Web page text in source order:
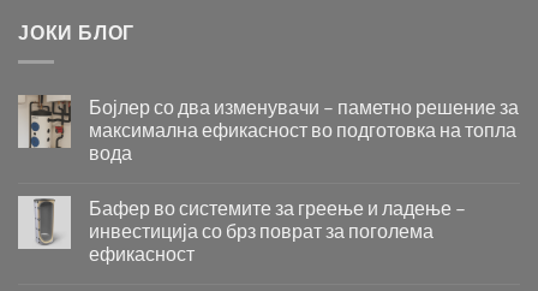
ЈОКИ БЛОГ
Бојлер со два изменувачи – паметно решение за
максимална ефикасност во подготовка на топла
вода
со
два
изменувачи
–
Бафер во системите за греење и ладење –
инвестиција со брз поврат за поголема
ефикасност